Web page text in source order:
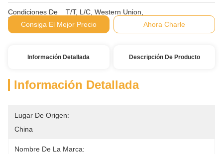
Condiciones De
Pago:
T/T, L/C, Western Union,
Consiga El Mejor Precio
Ahora Charle
Información Detallada Descripción De Producto
Información Detallada
Lugar De Origen:
China
Nombre De La Marca: